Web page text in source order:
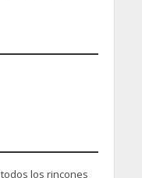
los rincones